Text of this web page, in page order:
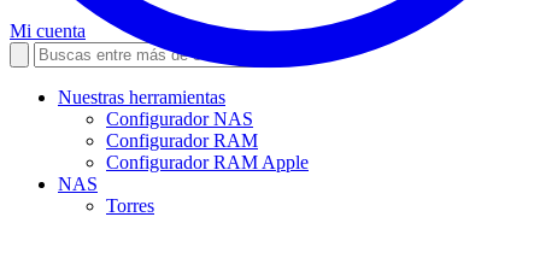
Mi cuenta
Nuestras herramientas
Configurador NAS
Configurador RAM
Configurador RAM Apple
NAS
Torres